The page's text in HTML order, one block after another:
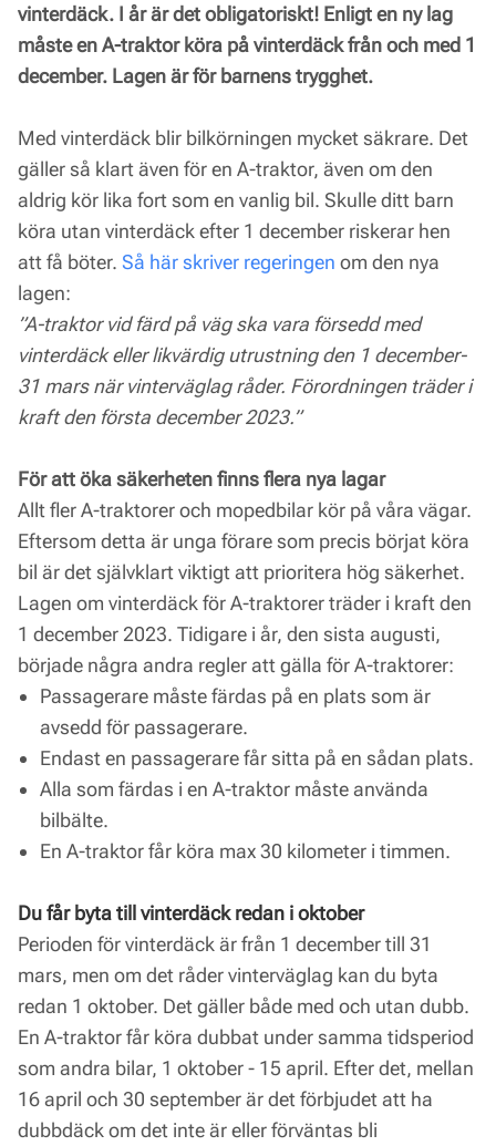
vinterdäck. I år är det obligatoriskt! Enligt en ny lag
måste en A-traktor köra på vinterdäck från och med 1
december. Lagen är för barnens trygghet.
Med vinterdäck blir bilkörningen mycket säkrare. Det
gäller så klart även för en A-traktor, även om den
aldrig kör lika fort som en vanlig bil. Skulle ditt barn
köra utan vinterdäck efter 1 december riskerar hen
att få böter. Så här skriver regeringen om den nya
lagen:
”A-traktor vid färd på väg ska vara försedd med
vinterdäck eller likvärdig utrustning den 1 december-
31 mars när vinterväglag råder. Förordningen träder i
kraft den första december 2023.”
För att öka säkerheten finns flera nya lagar
Allt fler A-traktorer och mopedbilar kör på våra vägar.
Eftersom detta är unga förare som precis börjat köra
bil är det självklart viktigt att prioritera hög säkerhet.
Lagen om vinterdäck för A-traktorer träder i kraft den
1 december 2023. Tidigare i år, den sista augusti,
började några andra regler att gälla för A-traktorer:
Passagerare måste färdas på en plats som är
avsedd för passagerare.
Endast en passagerare får sitta på en sådan plats.
Alla som färdas i en A-traktor måste använda
bilbälte.
En A-traktor får köra max 30 kilometer i timmen.
Du får byta till vinterdäck redan i oktober
Perioden för vinterdäck är från 1 december till 31
mars, men om det råder vinterväglag kan du byta
redan 1 oktober. Det gäller både med och utan dubb.
En A-traktor får köra dubbat under samma tidsperiod
som andra bilar, 1 oktober - 15 april. Efter det, mellan
16 april och 30 september är det förbjudet att ha
dubbdäck om det inte är eller förväntas bli